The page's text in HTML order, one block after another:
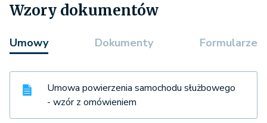
Wzory dokumentów
Umowy Dokumenty Formularze
Umowa powierzenia samochodu służbowego
- wzór z omówieniem